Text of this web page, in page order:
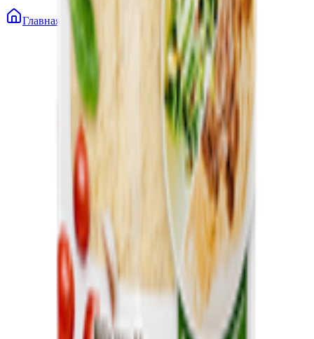
Главная